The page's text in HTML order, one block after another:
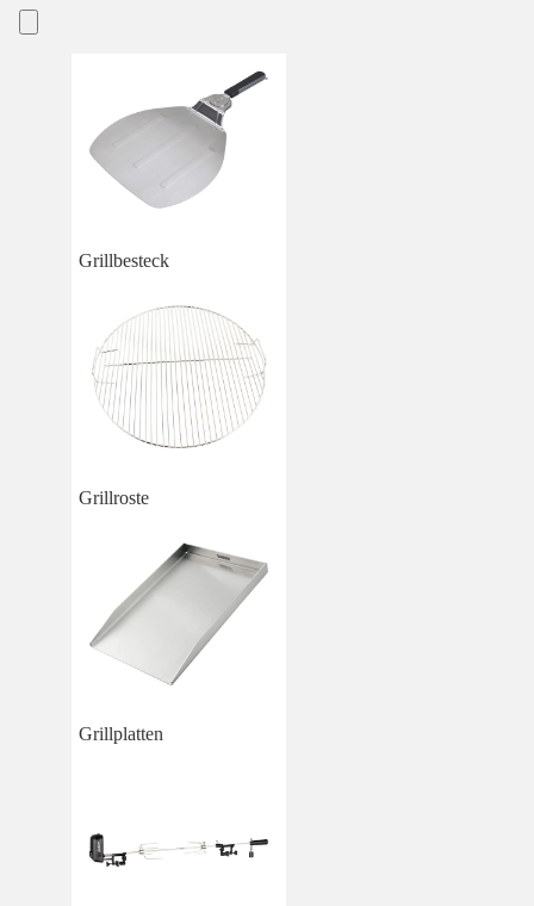
Grillbesteck
Grillroste
Grillplatten